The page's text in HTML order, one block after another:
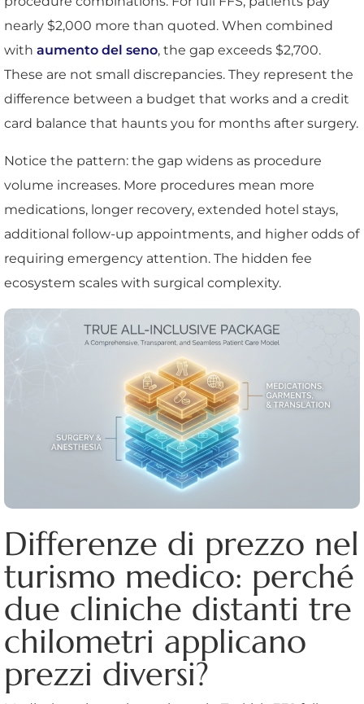
nearly $2,000 more than quoted. When combined
with aumento del seno, the gap exceeds $2,700.
These are not small discrepancies. They represent the
difference between a budget that works and a credit
card balance that haunts you for months after surgery.
Notice the pattern: the gap widens as procedure
volume increases. More procedures mean more
medications, longer recovery, extended hotel stays,
additional follow-up appointments, and higher odds of
requiring emergency attention. The hidden fee
ecosystem scales with surgical complexity.
Differenze di prezzo nel
turismo medico: perché
due cliniche distanti tre
chilometri applicano
prezzi diversi?